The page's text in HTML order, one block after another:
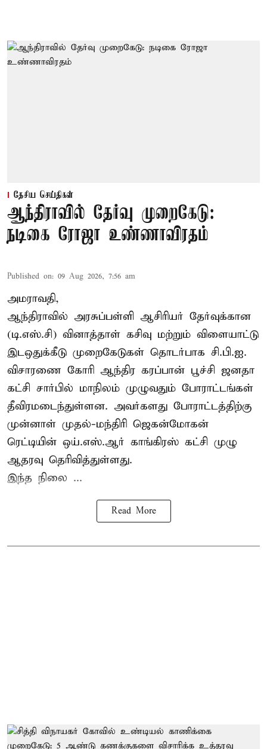
தேசிய செய்திகள்
ஆந்திராவில் தேர்வு முறைகேடு:
நடிகை ரோஜா உண்ணாவிரதம்
Published on: 09 Aug 2026, 7:56 am
அமராவதி,
ஆந்திராவில் அரசுப்பள்ளி ஆசிரியர் தேர்வுக்கான
(டி.எஸ்.சி) வினாத்தாள் கசிவு மற்றும் விளையாட்டு
இடஒதுக்கீடு முறைகேடுகள் தொடர்பாக சி.பி.ஐ.
விசாரணை கோரி ஆந்திர கரப்பான் பூச்சி ஜனதா
கட்சி சார்பில் மாநிலம் முழுவதும் போராட்டங்கள்
தீவிரமடைந்துள்ளன. அவர்களது போராட்டத்திற்கு
முன்னாள் முதல்-மந்திரி ஜெகன்மோகன்
ரெட்டியின் ஒய்.எஸ்.ஆர் காங்கிரஸ் கட்சி முழு
ஆதரவு தெரிவித்துள்ளது.
இந்த நிலை ...
Read More